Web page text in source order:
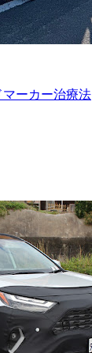
マーカー治療法